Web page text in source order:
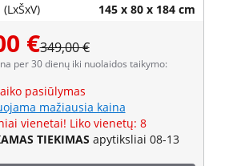
145 x 80 x 184 cm
€349,00 €
per 30 dienų iki nuolaidos taikymo:
pasiūlymas
mažiausia kaina
vienetai! Liko vienetų: 8
TIEKIMAS apytiksliai 08-13